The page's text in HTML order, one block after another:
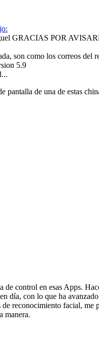
GRACIAS POR
son como los correos del
5.9
pantalla de una de estas
de control en esas Apps.
día, con lo que ha
reconocimiento facial, me
manera.